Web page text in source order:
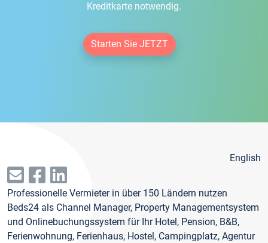
Kreditkarte notwendig.
Starten Sie JETZT
English
Professionelle Vermieter in über 150 Ländern nutzen
Beds24 als Channel Manager, Property Managementsystem
und Onlinebuchungssystem für Ihr Hotel, Pension, B&B,
Ferienwohnung, Ferienhaus, Hostel, Campingplatz, Agentur